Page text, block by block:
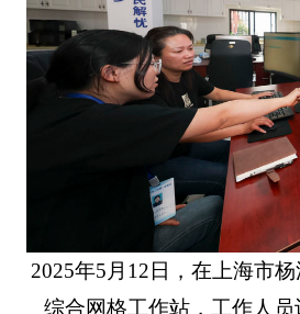
2025年5月12日，在上海市
综合网格工作站，工作人员